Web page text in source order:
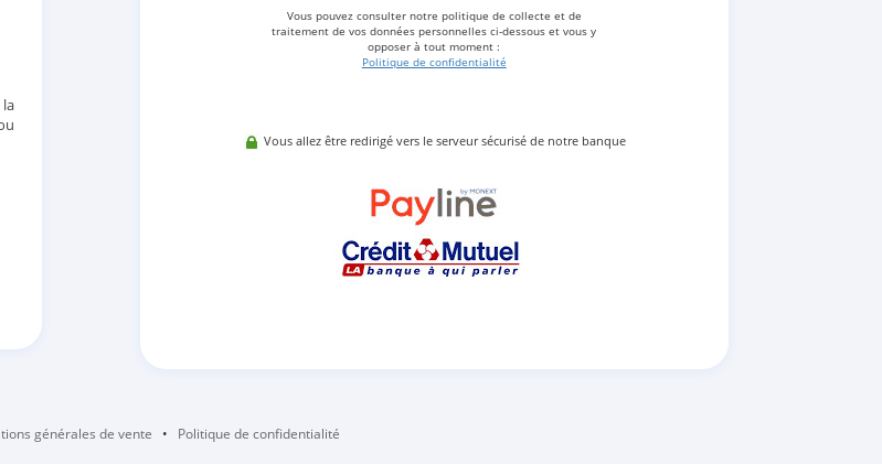
Vous pouvez consulter notre politique de collecte et de
traitement de vos données personnelles ci-dessous et vous y
opposer à tout moment :
Politique de confidentialité
Vous allez être redirigé vers le serveur sécurisé de notre banque
générales de vente • Politique de confidentialité